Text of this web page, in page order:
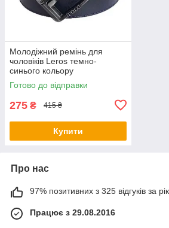
Молодіжний ремінь для
чоловіків Leros темно-
синього кольору
Готово до відправки
275 ₴ 415 ₴
Купити
Про нас
97% позитивних з 325 відгуків за рік
Працює з 29.08.2016